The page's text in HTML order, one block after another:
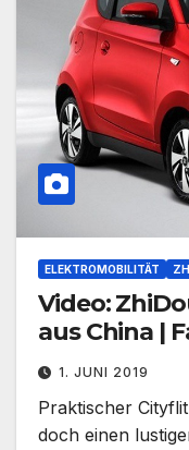
ELEKTROMOBILITÄT
Video:
aus China |
1. JUNI 2019
Praktischer
doch einen